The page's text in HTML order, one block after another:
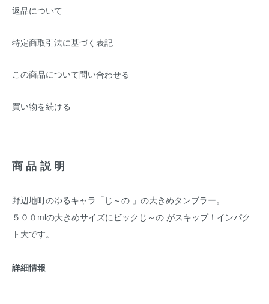
返品について
特定商取引法に基づく表記
この商品について問い合わせる
買い物を続ける
商品説明
野辺地町のゆるキャラ「じ～の 」の大きめタンブラー。
５００mlの大きめサイズにビックじ～の がスキップ！インパク
ト大です。
詳細情報